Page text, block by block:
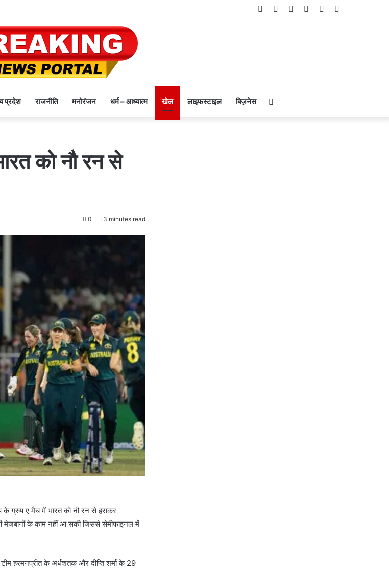
Telegram
Instagram
YouTube
Twitter
Facebook
प्रदेश राजनीति मनोरंजन धर्म – आध्यात्म खेल लाइफस्टाइल बिज़नेस
को नौ रन से
0 3 minutes read
के ग्रुप ए मैच में भारत को नौ रन से हराकर
मेजबानों के काम नहीं आ सकी जिससे सेमीफाइनल में
हरमनप्रीत के अर्धशतक और दीप्ति शर्मा के 29